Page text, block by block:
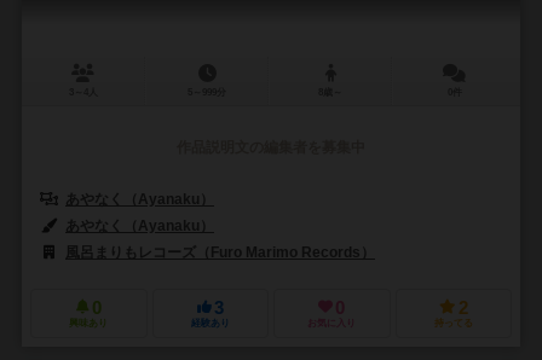
あやなく（Ayanaku）
あやなく（Ayanaku）
風呂まりもレコーズ（Furo Marimo Records）
0
興味あり
3
経験あり
0
お気に入り
2
持ってる